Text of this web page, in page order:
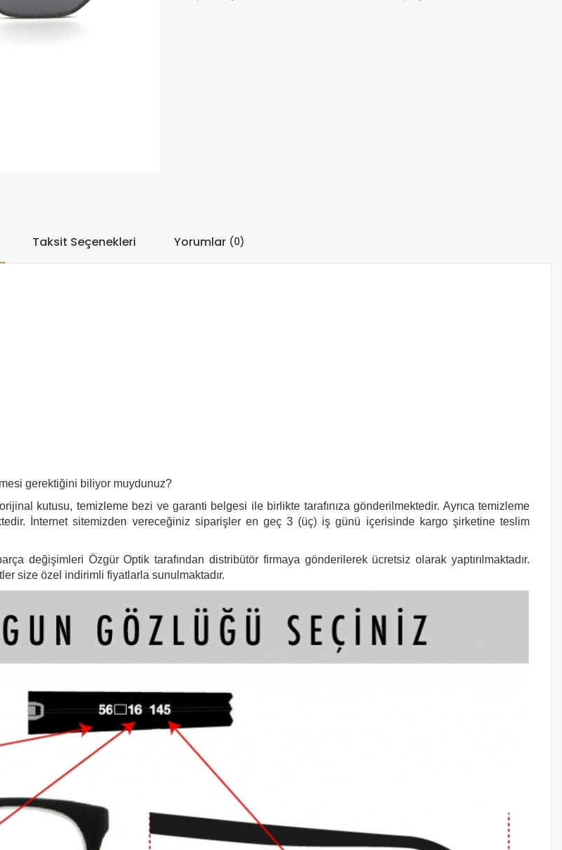
Taksit Seçenekleri Yorumlar (0)
gerektiğini biliyor muydunuz?
kutusu, temizleme bezi ve garanti belgesi ile birlikte tarafınıza gönderilmektedir. Ayrıca temizleme
İnternet sitemizden vereceğiniz siparişler en geç 3 (üç) iş günü içerisinde kargo şirketine teslim
değişimleri Özgür Optik tarafından distribütör firmaya gönderilerek ücretsiz olarak yaptırılmaktadır.
size özel indirimli fiyatlarla sunulmaktadır.